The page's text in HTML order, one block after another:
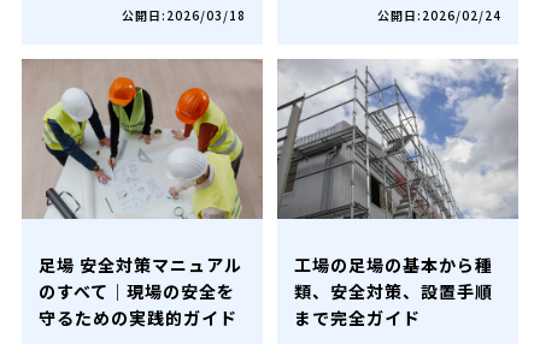
公開日:2026/03/18 公開日:2026/02/24
足場 安全対策マニュアル
のすべて｜現場の安全を
守るための実践的ガイド
工場の足場の基本から種
類、安全対策、設置手順
まで完全ガイド